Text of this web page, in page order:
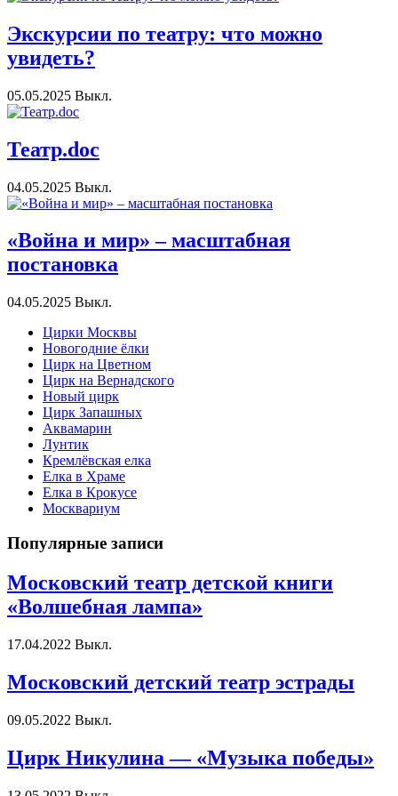
Экскурсии по театру: что можно
увидеть?
05.05.2025 Выкл.
Театр.doc
04.05.2025 Выкл.
«Война и мир» – масштабная
постановка
04.05.2025 Выкл.
Цирки Москвы
Новогодние ёлки
Цирк на Цветном
Цирк на Вернадского
Новый цирк
Цирк Запашных
Аквамарин
Лунтик
Кремлёвская елка
Елка в Храме
Елка в Крокусе
Москвариум
Популярные записи
Московский театр детской книги
«Волшебная лампа»
17.04.2022 Выкл.
Московский детский театр эстрады
09.05.2022 Выкл.
Цирк Никулина — «Музыка победы»